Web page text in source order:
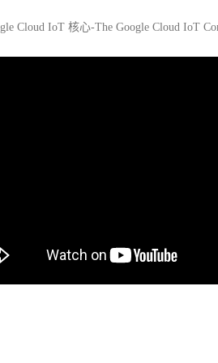
Cloud IoT 核心-The Google Cloud IoT